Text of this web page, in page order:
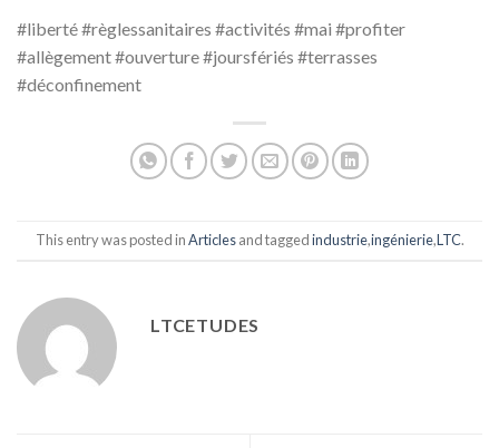
#liberté #règlessanitaires #activités #mai #profiter
#allègement #ouverture #joursfériés #terrasses
#déconfinement
This entry was posted inArticlesand taggedindustrie,ingénierie,LTC.
LTCETUDES